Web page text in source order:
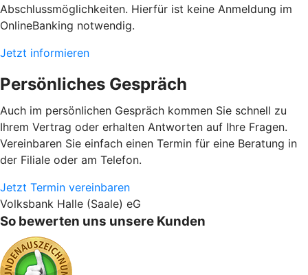
Abschlussmöglichkeiten. Hierfür ist keine Anmeldung im
OnlineBanking notwendig.
Jetzt informieren
Persönliches Gespräch
Auch im persönlichen Gespräch kommen Sie schnell zu
Ihrem Vertrag oder erhalten Antworten auf Ihre Fragen.
Vereinbaren Sie einfach einen Termin für eine Beratung in
der Filiale oder am Telefon.
Jetzt Termin vereinbaren
Volksbank Halle (Saale) eG
So bewerten uns unsere Kunden